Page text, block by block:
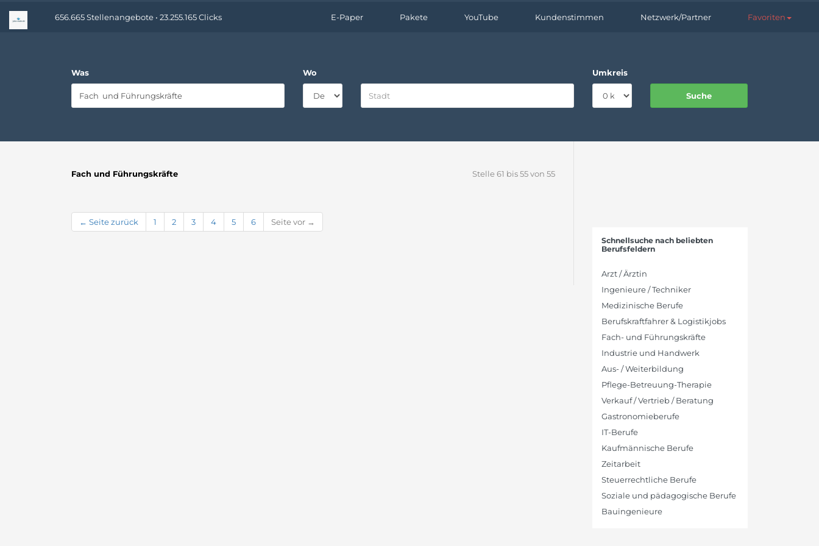
656.665 Stellenangebote • 23.255.165 Clicks E-Paper Pakete YouTube Kundenstimmen Netzwerk/Partner Favoriten
Was Wo Umkreis
Fach und Führungskräfte Stelle 61 bis 55 von 55
← Seite zurück 1 2 3 4 5 6 Seite vor →
Schnellsuche nach beliebten
Berufsfeldern
Arzt / Ärztin
Ingenieure / Techniker
Medizinische Berufe
Berufskraftfahrer & Logistikjobs
Fach- und Führungskräfte
Industrie und Handwerk
Aus- / Weiterbildung
Pflege-Betreuung-Therapie
Verkauf / Vertrieb / Beratung
Gastronomieberufe
IT-Berufe
Kaufmännische Berufe
Zeitarbeit
Steuerrechtliche Berufe
Soziale und pädagogische Berufe
Bauingenieure